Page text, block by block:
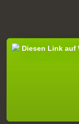
Diesen Link auf